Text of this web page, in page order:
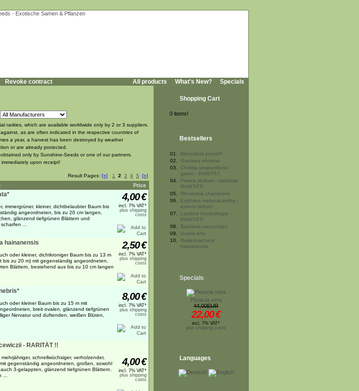
Revoke contract All products What's New? Specials
rarities, which are available worldwide only by 2 or 3 suppliers.
as are often indicated in the respective countries of
a year, a harvest has been destroyed by weather
or are already protected.
only by Sunshine-Seeds or one of our partners.
upon receipt!
Result Pages: [«] 1 2 3 4 5 [»]
Price
immergrüner, kleiner, dichtbelaubter Baum bis
angeordneten, bis zu 20 cm langen,
glänzend tiefgrünen Blättern und
...
4,00€
incl. 7% VAT*
plus shipping
costs
hainanensis
oder kleiner, dichtkroniger Baum bis zu 13 m
bis zu 20 m) mit gegenständig angeordneten,
Blättern, bestehend aus bis zu 10 cm langen
2,50€
incl. 7% VAT*
plus shipping
costs
oder kleiner Baum bis zu 15 m mit
breit ovalen, glänzend tiefgrünen
Nervatur und duftenden, weißen Blüten,
8,00€
incl. 7% VAT*
plus shipping
costs
- RARITÄT !!
schnellwüchsiger, verholzender,
gegenständig angeordneten, großen, sowohl
3-gelappten, glänzend tiefgrünen Blättern.
4,00€
incl. 7% VAT*
plus shipping
costs
Shopping Cart
0 items!
Bestsellers
01.
Monodora junodii*
02.
Goetzea ekmanii
03.
Christia vespertilionis
green - RARITÄT
04.
Protea stokoei - absolute
RARITÄT!
05.
Rhodoleia championii
06.
Erythrina melanacantha -
extrem selten!
07.
Lysidice rhodostegia -
RARITÄT!
08.
Bauhinia saccocalyx
09.
Uvaria rufa
10.
Radermachera
hainanensis
Specials
Pistacia vera
44,00EUR
22,00€
incl. 7% VAT*
plus shipping costs
Languages